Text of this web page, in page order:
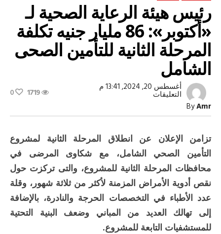
رئيس هيئة الرعاية الصحية لـ
«أكتوبر»: 86 مليار جنيه تكلفة
المرحلة الثانية للتأمين الصحى
الشامل
ByAmr
أغسطس 20, 2024, 13:41 م
التعليقاتعلى
الرعاية
«أكتوبر»:
مليار
جنيه
تكلفة
المرحلة
الثانية
للتأمين
الصحى
الشامل
مغلقة
1719
0
تزامن الإعلان عن انطلاق المرحلة الثانية لمشروع
التأمين الصحي الشامل، مع شكاوى المرضى في
محافظات المرحلة الثانية للمشروع، والتى تركزت حول
نقص أدوية الأمراض المزمنة لأكثر من ثلاثة شهور، وقلة
عدد الأطباء في التخصصات الحرجة والنادرة، بالإضافة
إلى تهالك العديد من المباني وضعف البنية التحتية
للمستشفيات التابعة للمشروع.